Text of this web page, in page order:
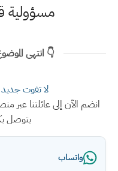
مسؤولية
👇 انتهى
لا تفوت
انضم الآن إلى عائلتنا عبر
يتوصل
واتساب